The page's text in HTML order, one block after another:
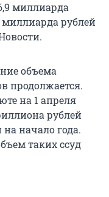
миллиарда
миллиарда рублей
объема
продолжается.
на 1 апреля
рублей
начало года.
таких ссуд